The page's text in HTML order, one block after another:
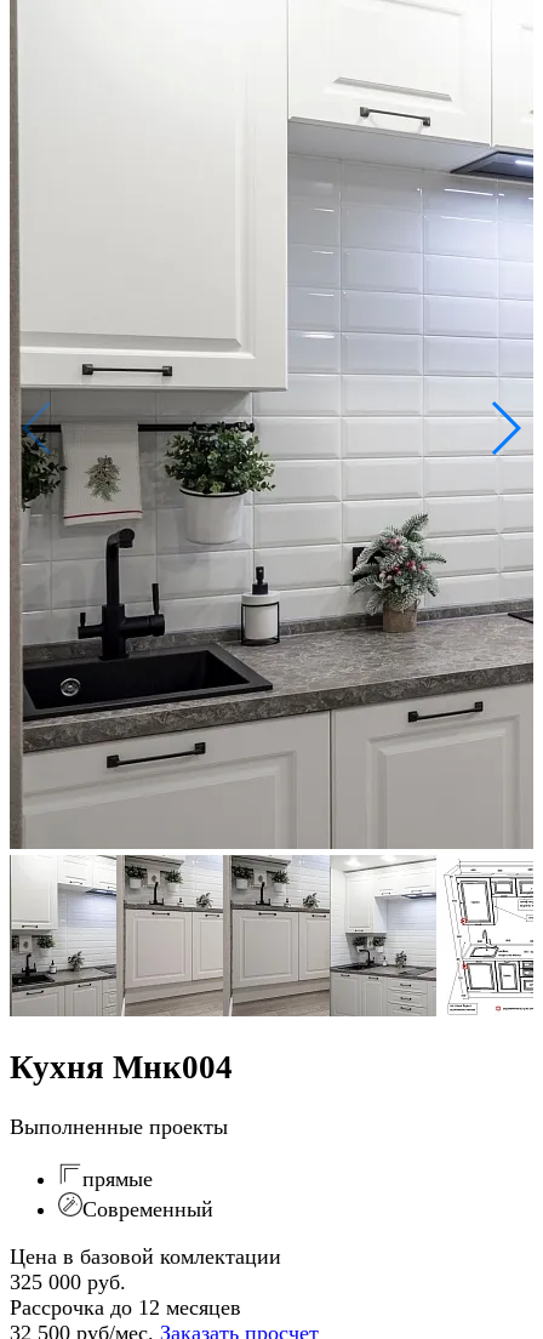
Кухня Мнк004
Выполненные проекты
прямые
Современный
Цена в базовой комлектации
325 000 руб.
Рассрочка до 12 месяцев
32 500 руб/мес. Заказать просчет